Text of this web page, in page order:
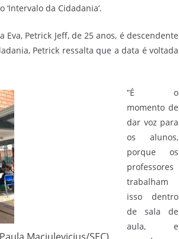
da Cidadania’.
Petrick Jeff, de 25 anos, é descendente
Petrick ressalta que a data é voltada
Maciulevicius/SEC)
“É o
momento de
dar voz para
os alunos,
porque os
professores
trabalham
isso dentro
de sala de
aula, e